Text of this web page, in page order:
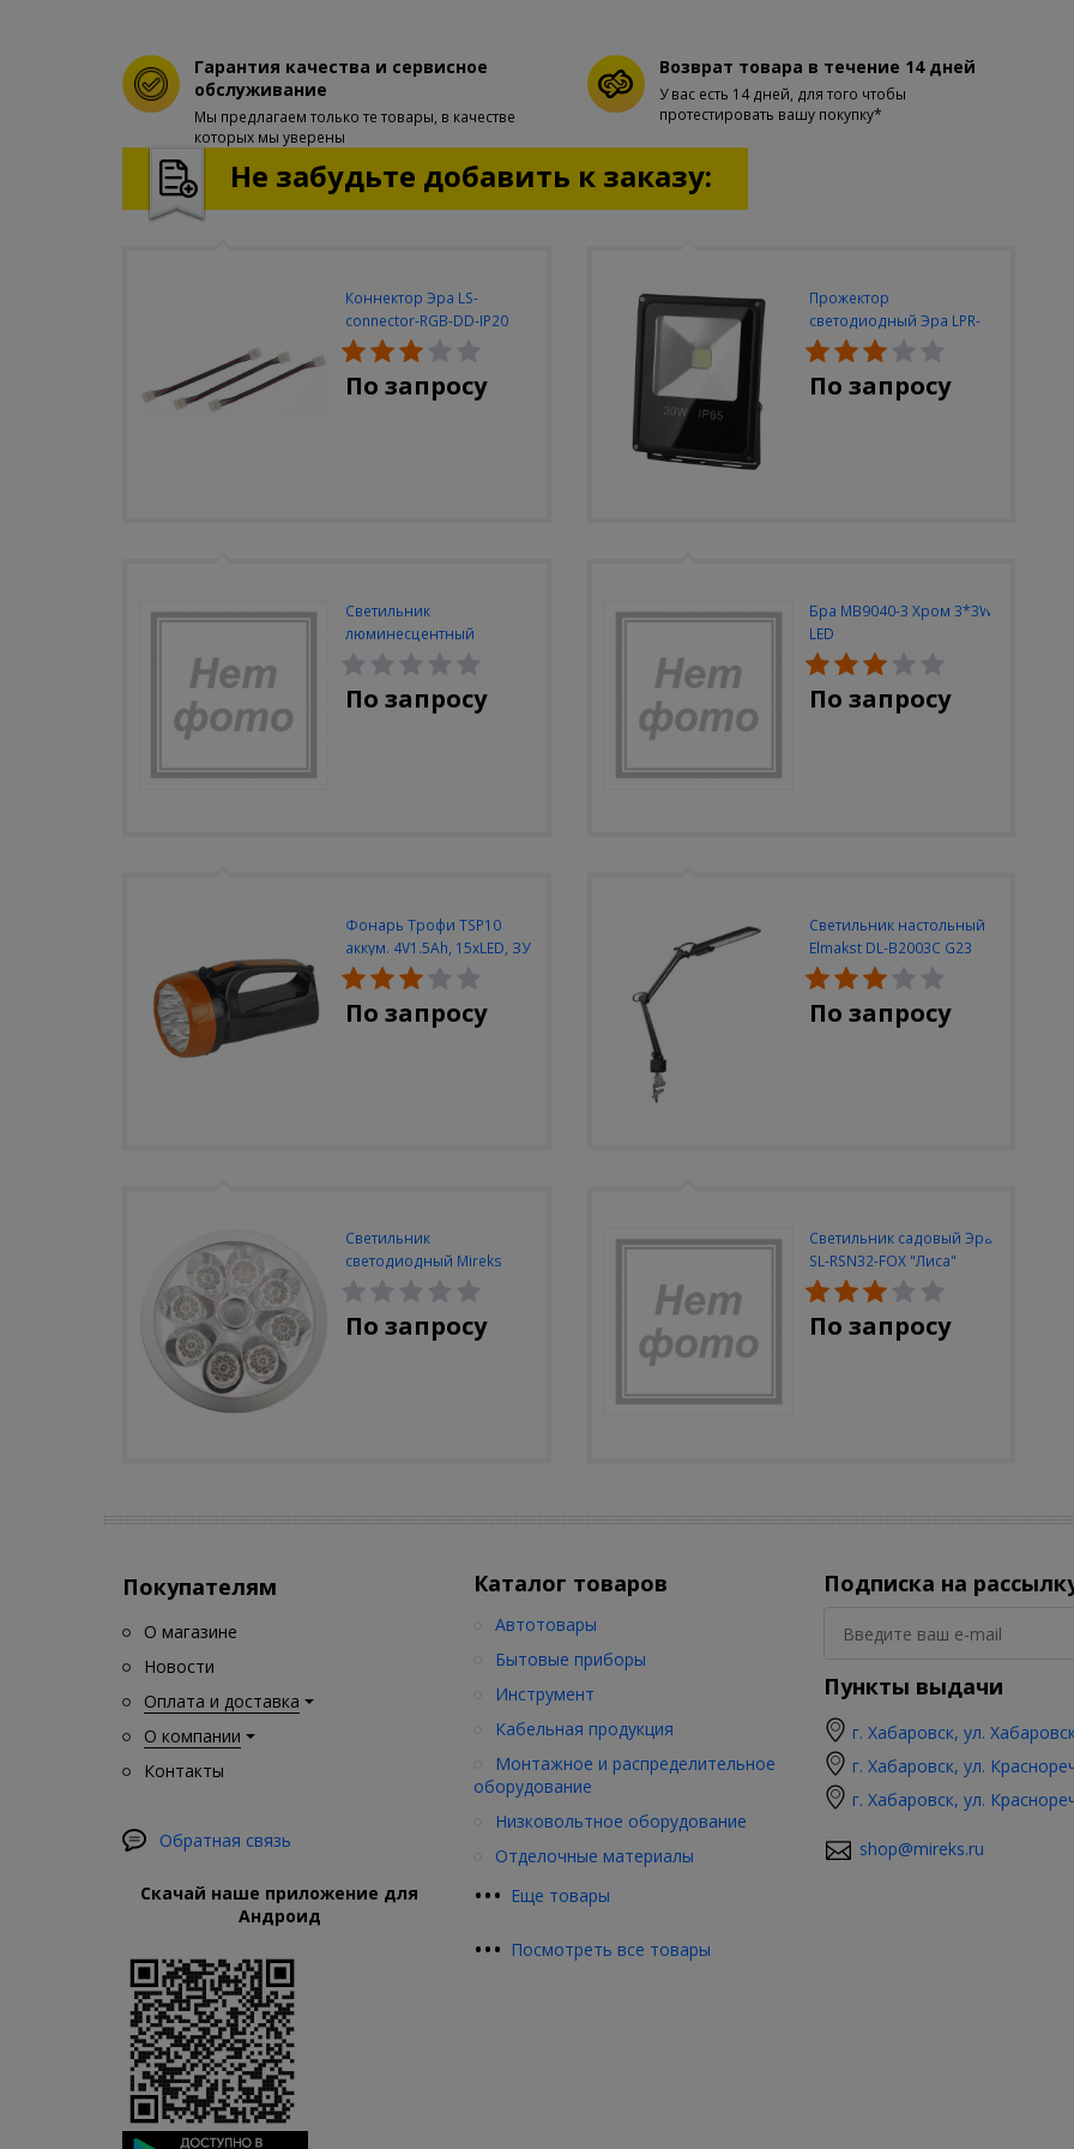
Гарантия качества и сервисное
обслуживание
Мы предлагаем только те товары, в качестве
которых мы уверены
Возврат товара в течение 14 дней
У вас есть 14 дней, для того чтобы
протестировать вашу покупку*
Не забудьте добавить к заказу:
Коннектор Эра LS-
connector-RGB-DD-IP20
(3шт/уп)
По запросу
Прожектор
светодиодный Эра LPR-
30W-6500K-M
По запросу
Светильник
люминесцентный
Navigator NEL-A2-E130-T4-
840/WH
По запросу
Бра MB9040-3 Хром 3*3W
LED
По запросу
Фонарь Трофи TSP10
аккум. 4V1.5Ah, 15xLED, ЗУ
вилка 220V
По запросу
Светильник настольный
Elmakst DL-B2003C G23
черный струбцина
По запросу
Светильник
светодиодный Mireks
С-310-80-S (5W/4000-
5000K/500lm/датчик
движения)
По запросу
Светильник садовый Эра
SL-RSN32-FOX "Лиса"
солн.бат, полистоун,
цветной, 32 см
По запросу
Покупателям
О магазине
Новости
Оплата и доставка
О компании
Контакты
Обратная связь
Скачай наше приложение для
Андроид
Каталог товаров
••• Еще товары
Автотовары
Бытовые приборы
Инструмент
Кабельная продукция
Монтажное и распределительное
оборудование
Низковольтное оборудование
Отделочные материалы
••• Посмотреть все товары
Подписка на
Пункты выдачи
г. Хабаровск, ул.
г. Хабаровск, ул.
г. Хабаровск, ул.
shop@mireks.ru